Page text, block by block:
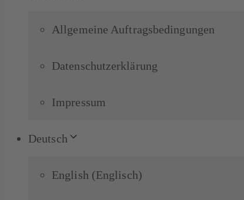
Allgemeine Auftragsbedingungen
Datenschutzerklärung
Impressum
Deutsch
English (Englisch)